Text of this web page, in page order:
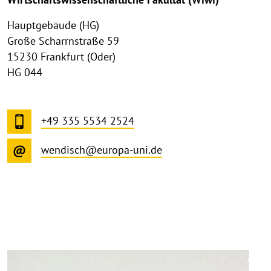
Hauptgebäude (HG)
Große Scharrnstraße 59
15230 Frankfurt (Oder)
HG 044
+49 335 5534 2524
wendisch@europa-uni.de
©